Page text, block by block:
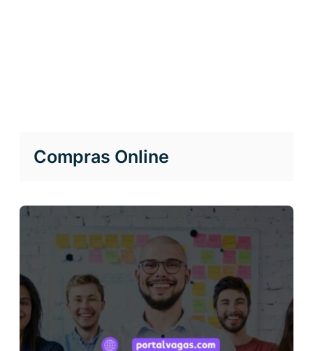
Compras Online